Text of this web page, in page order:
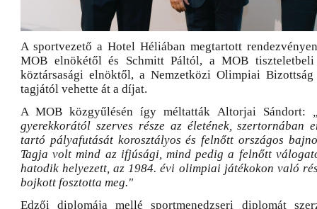
A sportvezető a Hotel Héliában megtartott
MOB elnökétől és Schmitt Páltól, a MOB
köztársasági elnöktől, a Nemzetközi Olimpiai
tagjától vehette át a díjat.
A MOB közgyűlésén így méltatták Altorjai Sándort:
gyerekkorától szerves része az életének, szertornában
tartó pályafutását korosztályos és felnőtt országos
Tagja volt mind az ifjúsági, mind pedig a felnőtt
hatodik helyezett, az 1984. évi olimpiai játékokon való
bojkott fosztotta meg."
Edzői diplomája mellé sportmenedzseri diplomát